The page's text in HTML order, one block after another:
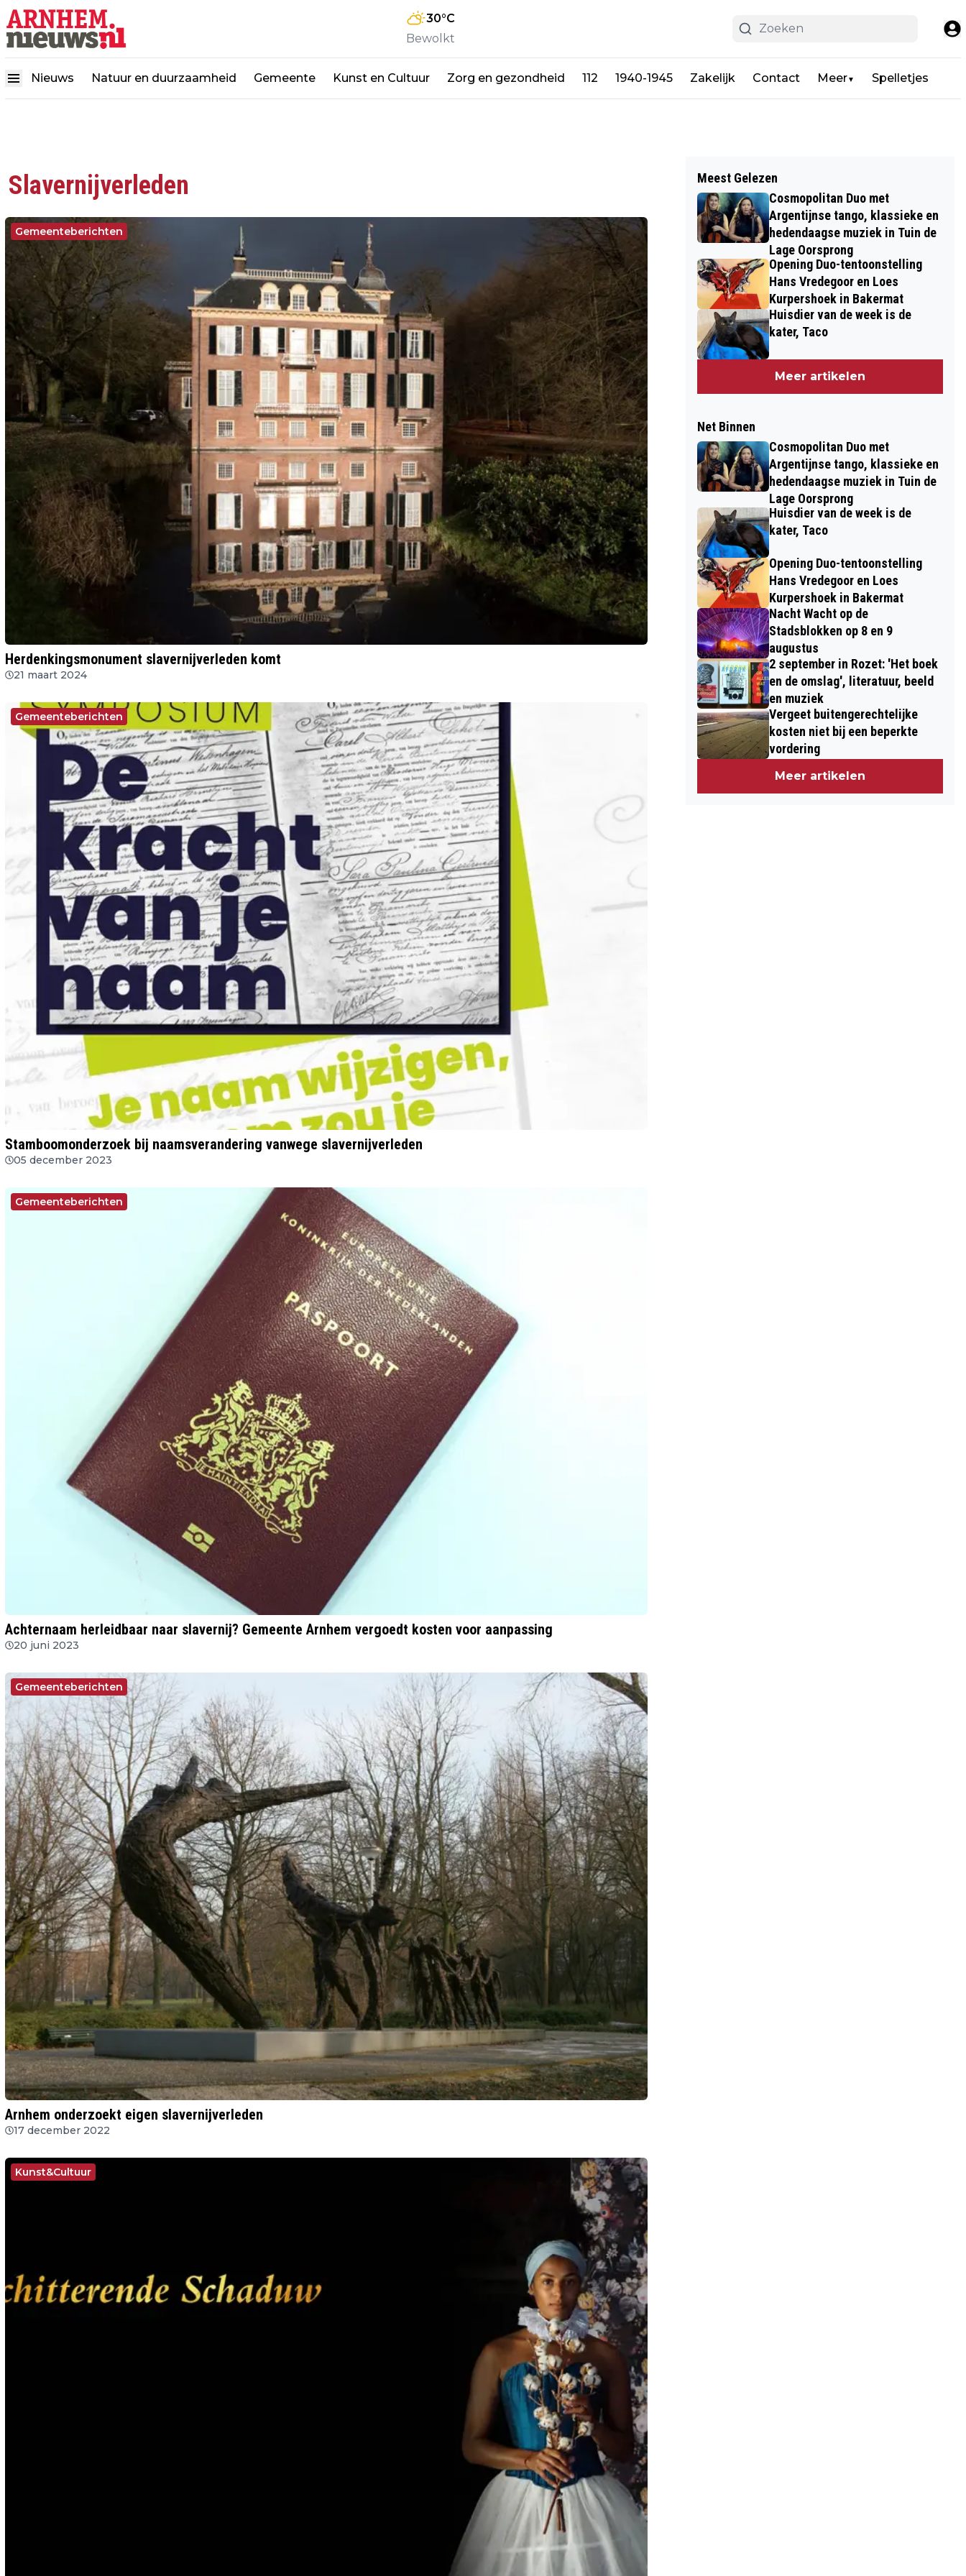
30°C
Bewolkt
Nieuws Natuur en duurzaamheid Gemeente Kunst en Cultuur Zorg en gezondheid 112 1940-1945 Zakelijk Contact Meer▼ Spelletjes
Slavernijverleden
Gemeenteberichten
Herdenkingsmonument slavernijverleden komt
21 maart 2024
Gemeenteberichten
Stamboomonderzoek bij naamsverandering vanwege slavernijverleden
05 december 2023
Gemeenteberichten
Achternaam herleidbaar naar slavernij? Gemeente Arnhem vergoedt kosten voor aanpassing
20 juni 2023
Gemeenteberichten
Arnhem onderzoekt eigen slavernijverleden
17 december 2022
Kunst&Cultuur
Meest Gelezen
Cosmopolitan Duo met
Argentijnse tango, klassieke en
hedendaagse muziek in Tuin de
Lage Oorsprong
Opening Duo-tentoonstelling
Hans Vredegoor en Loes
Kurpershoek in Bakermat
Huisdier van de week is de
kater, Taco
Meer artikelen
Net Binnen
Cosmopolitan Duo met
Argentijnse tango, klassieke en
hedendaagse muziek in Tuin de
Lage Oorsprong
Huisdier van de week is de
kater, Taco
Opening Duo-tentoonstelling
Hans Vredegoor en Loes
Kurpershoek in Bakermat
Nacht Wacht op de
Stadsblokken op 8 en 9
augustus
2 september in Rozet: 'Het boek
en de omslag', literatuur, beeld
en muziek
Vergeet buitengerechtelijke
kosten niet bij een beperkte
vordering
Meer artikelen